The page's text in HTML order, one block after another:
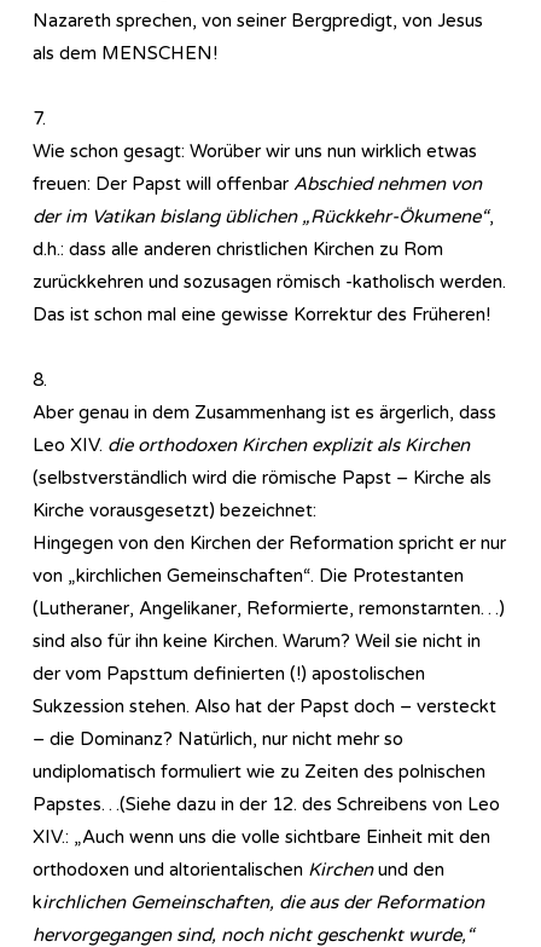
Nazareth sprechen, von seiner Bergpredigt, von Jesus
als dem MENSCHEN!
7.
Wie schon gesagt: Worüber wir uns nun wirklich etwas
freuen: Der Papst will offenbar Abschied nehmen von
der im Vatikan bislang üblichen „Rückkehr-Ökumene“,
d.h.: dass alle anderen christlichen Kirchen zu Rom
zurückkehren und sozusagen römisch -katholisch werden.
Das ist schon mal eine gewisse Korrektur des Früheren!
8.
Aber genau in dem Zusammenhang ist es ärgerlich, dass
Leo XIV. die orthodoxen Kirchen explizit als Kirchen
(selbstverständlich wird die römische Papst – Kirche als
Kirche vorausgesetzt) bezeichnet:
Hingegen von den Kirchen der Reformation spricht er nur
von „kirchlichen Gemeinschaften“. Die Protestanten
(Lutheraner, Angelikaner, Reformierte, remonstarnten…)
sind also für ihn keine Kirchen. Warum? Weil sie nicht in
der vom Papsttum definierten (!) apostolischen
Sukzession stehen. Also hat der Papst doch – versteckt
– die Dominanz? Natürlich, nur nicht mehr so
undiplomatisch formuliert wie zu Zeiten des polnischen
Papstes…(Siehe dazu in der 12. des Schreibens von Leo
XIV.: „Auch wenn uns die volle sichtbare Einheit mit den
orthodoxen und altorientalischen Kirchenund den
kirchlichen Gemeinschaften, die aus der Reformation
hervorgegangen sind, noch nicht geschenkt wurde,“